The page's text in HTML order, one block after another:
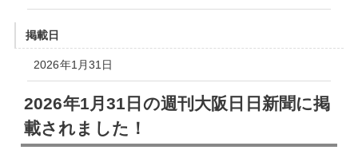
掲載日
2026年1月31日
2026年1月31日の週刊大阪日日新聞に掲
載されました！